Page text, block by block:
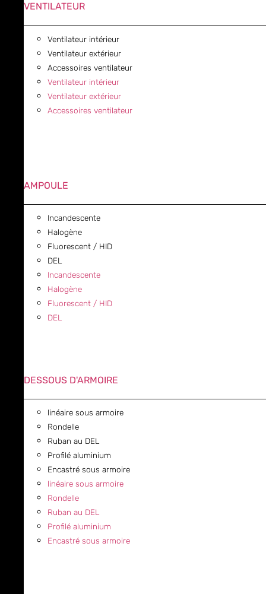
VENTILATEUR
Ventilateur intérieur
Ventilateur extérieur
Accessoires ventilateur
Ventilateur intérieur
Ventilateur extérieur
Accessoires ventilateur
AMPOULE
Incandescente
Halogène
Fluorescent / HID
DEL
Incandescente
Halogène
Fluorescent / HID
DEL
DESSOUS D'ARMOIRE
linéaire sous armoire
Rondelle
Ruban au DEL
Profilé aluminium
Encastré sous armoire
linéaire sous armoire
Rondelle
Ruban au DEL
Profilé aluminium
Encastré sous armoire